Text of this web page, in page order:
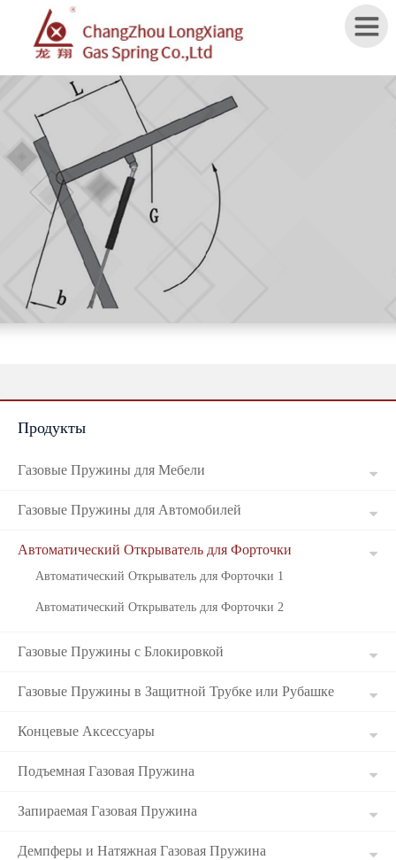
Home
ABOUT
US
PRODUCTS
APPLICATION
SPECIFICATION
Russian
Продукты
Газовые Пружины для Мебели
Газовые Пружины для Автомобилей
Автоматический Открыватель для Форточки
Автоматический Открыватель для Форточки 1
Автоматический Открыватель для Форточки 2
Газовые Пружины с Блокировкой
Газовые Пружины в Защитной Трубке или Рубашке
Концевые Аксессуары
Подъемная Газовая Пружина
Запираемая Газовая Пружина
Демпферы и Натяжная Газовая Пружина